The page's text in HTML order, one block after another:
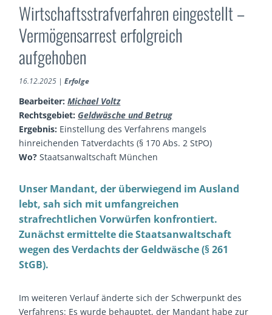
Wirtschaftsstrafverfahren eingestellt –
Vermögensarrest erfolgreich
aufgehoben
16.12.2025 |Erfolge
Bearbeiter: Michael Voltz
Rechtsgebiet: Geldwäsche und Betrug
Ergebnis: Einstellung des Verfahrens mangels
hinreichenden Tatverdachts (§ 170 Abs. 2 StPO)
Wo? Staatsanwaltschaft München
Unser Mandant, der überwiegend im Ausland
lebt, sah sich mit umfangreichen
strafrechtlichen Vorwürfen konfrontiert.
Zunächst ermittelte die Staatsanwaltschaft
wegen des Verdachts der Geldwäsche (§ 261
StGB).
Im weiteren Verlauf änderte sich der Schwerpunkt des
Verfahrens: Es wurde behauptet, der Mandant habe zur